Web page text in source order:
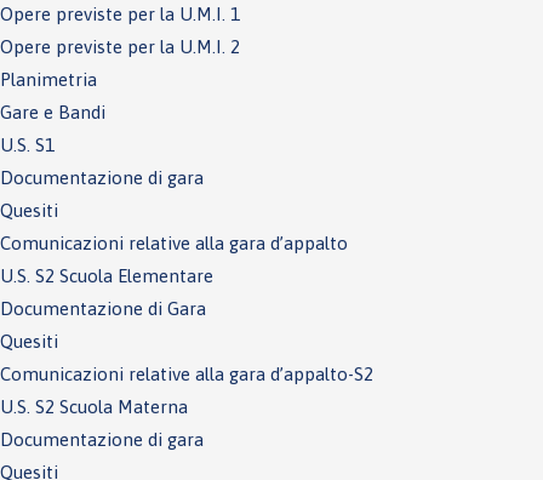
Opere previste per la U.M.I. 1
Opere previste per la U.M.I. 2
Planimetria
Gare e Bandi
U.S. S1
Documentazione di gara
Quesiti
Comunicazioni relative alla gara d’appalto
U.S. S2 Scuola Elementare
Documentazione di Gara
Quesiti
Comunicazioni relative alla gara d’appalto-S2
U.S. S2 Scuola Materna
Documentazione di gara
Quesiti